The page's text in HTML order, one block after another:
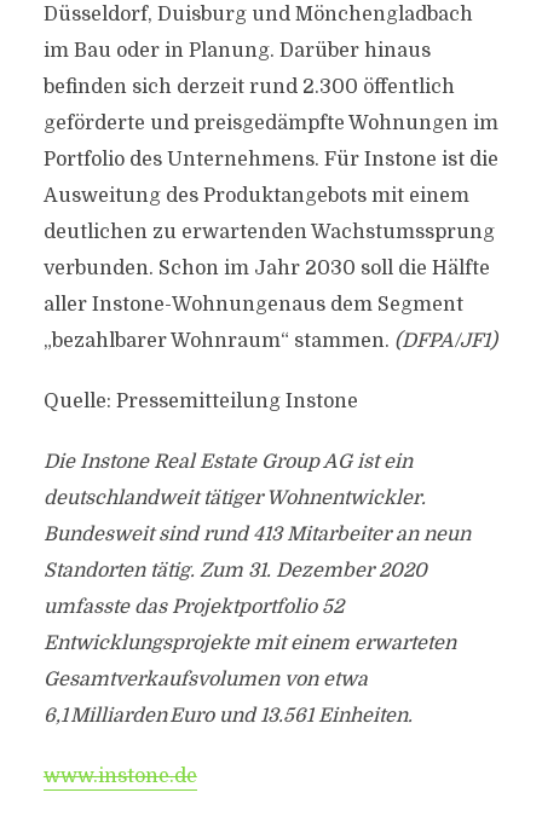
Düsseldorf, Duisburg und Mönchengladbach
im Bau oder in Planung. Darüber hinaus
befinden sich derzeit rund 2.300 öffentlich
geförderte und preisgedämpfte Wohnungen im
Portfolio des Unternehmens. Für Instone ist die
Ausweitung des Produktangebots mit einem
deutlichen zu erwartenden Wachstumssprung
verbunden. Schon im Jahr 2030 soll die Hälfte
aller Instone-Wohnungenaus dem Segment
„bezahlbarer Wohnraum“ stammen. (DFPA/JF1)
Quelle: Pressemitteilung Instone
Die Instone Real Estate Group AG ist ein
deutschlandweit tätiger Wohnentwickler.
Bundesweit sind rund 413 Mitarbeiter an neun
Standorten tätig. Zum 31. Dezember 2020
umfasste das Projektportfolio 52
Entwicklungsprojekte mit einem erwarteten
Gesamtverkaufsvolumen von etwa
6,1 Milliarden Euro und 13.561 Einheiten.
www.instone.de